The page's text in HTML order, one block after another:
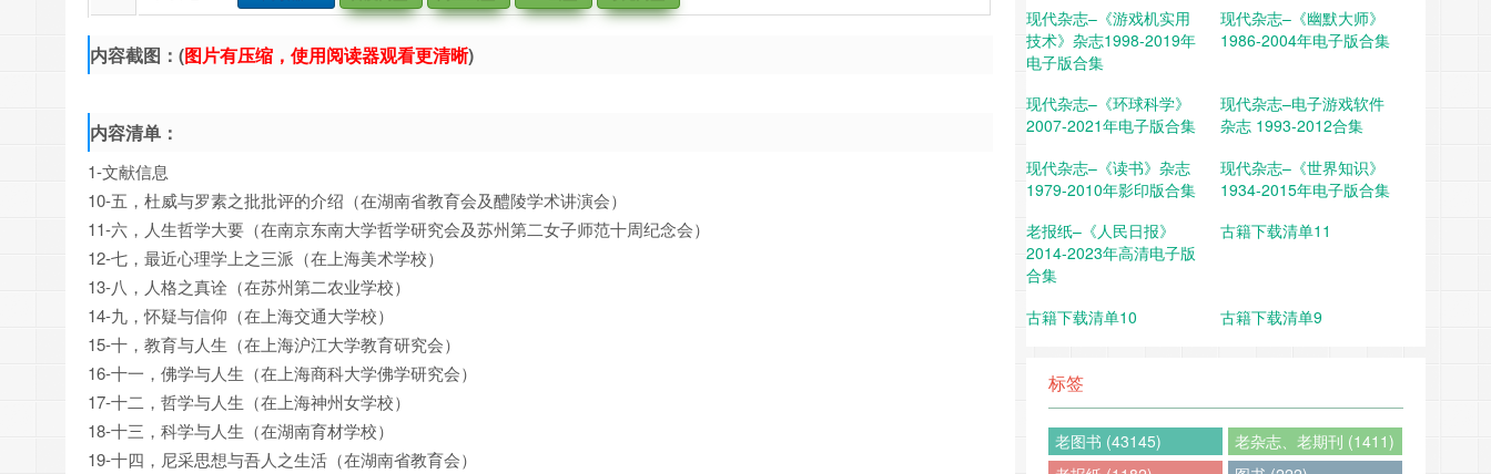
内容截图：(图片有压缩，使用阅读器观看更清晰)
内容清单：
1-文献信息
10-五，杜威与罗素之批批评的介绍（在湖南省教育会及醴陵学术讲演会）
11-六，人生哲学大要（在南京东南大学哲学研究会及苏州第二女子师范十周纪念会）
12-七，最近心理学上之三派（在上海美术学校）
13-八，人格之真诠（在苏州第二农业学校）
14-九，怀疑与信仰（在上海交通大学校）
15-十，教育与人生（在上海沪江大学教育研究会）
16-十一，佛学与人生（在上海商科大学佛学研究会）
17-十二，哲学与人生（在上海神州女学校）
18-十三，科学与人生（在湖南育材学校）
19-十四，尼采思想与吾人之生活（在湖南省教育会）
现代杂志–《游戏机实用
技术》杂志1998-2019年
电子版合集
现代杂志–《幽默大师》
1986-2004年电子版合集
现代杂志–《环球科学》
2007-2021年电子版合集
现代杂志–电子游戏软件
杂志 1993-2012合集
现代杂志–《读书》杂志
1979-2010年影印版合集
现代杂志–《世界知识》
1934-2015年电子版合集
老报纸–《人民日报》
2014-2023年高清电子版
合集
古籍下载清单11
古籍下载清单10 古籍下载清单9
标签
老图书 (43145)
老杂志、老期刊 (1411)